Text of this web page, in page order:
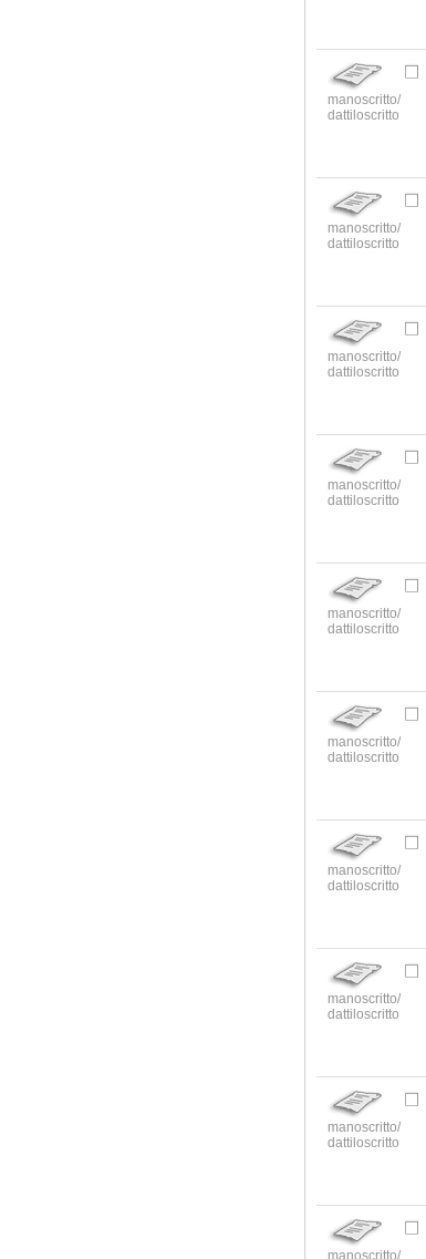
manoscritto/
dattiloscritto
manoscritto/
dattiloscritto
manoscritto/
dattiloscritto
manoscritto/
dattiloscritto
manoscritto/
dattiloscritto
manoscritto/
dattiloscritto
manoscritto/
dattiloscritto
manoscritto/
dattiloscritto
manoscritto/
dattiloscritto